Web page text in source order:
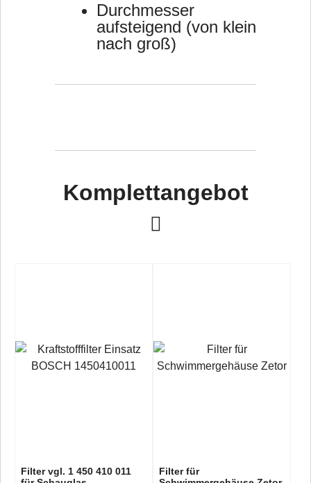
Durchmesser
aufsteigend (von klein
nach groß)
Komplettangebot
Filter vgl. 1 450 410 011
Filter für